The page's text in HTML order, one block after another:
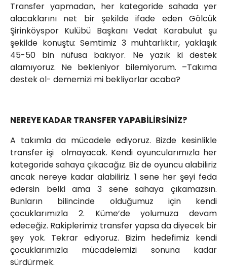
Transfer yapmadan, her kategoride sahada yer
alacaklarını net bir şekilde ifade eden Gölcük
Şirinköyspor Kulübü Başkanı Vedat Karabulut şu
şekilde konuştu: Semtimiz 3 muhtarlıktır, yaklaşık
45-50 bin nüfusa bakıyor. Ne yazık ki destek
alamıyoruz. Ne bekleniyor bilemiyorum. –Takıma
destek ol- dememizi mi bekliyorlar acaba?
NEREYE KADAR TRANSFER YAPABİLİRSİNİZ?
A takımla da mücadele ediyoruz. Bizde kesinlikle
transfer işi olmayacak. Kendi oyuncularımızla her
kategoride sahaya çıkacağız. Biz de oyuncu alabiliriz
ancak nereye kadar alabiliriz. 1 sene her şeyi feda
edersin belki ama 3 sene sahaya çıkamazsın.
Bunların bilincinde olduğumuz için kendi
çocuklarımızla 2. Küme’de yolumuza devam
edeceğiz. Rakiplerimiz transfer yapsa da diyecek bir
şey yok. Tekrar ediyoruz. Bizim hedefimiz kendi
çocuklarımızla mücadelemizi sonuna kadar
sürdürmek.